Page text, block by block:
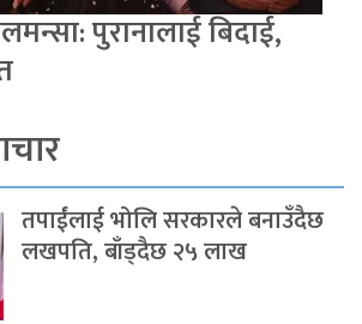
पुरानालाई बिदाई,
तपाईंलाई भोलि सरकारले बनाउँदैछ
लखपति, बाँड्दैछ २५ लाख